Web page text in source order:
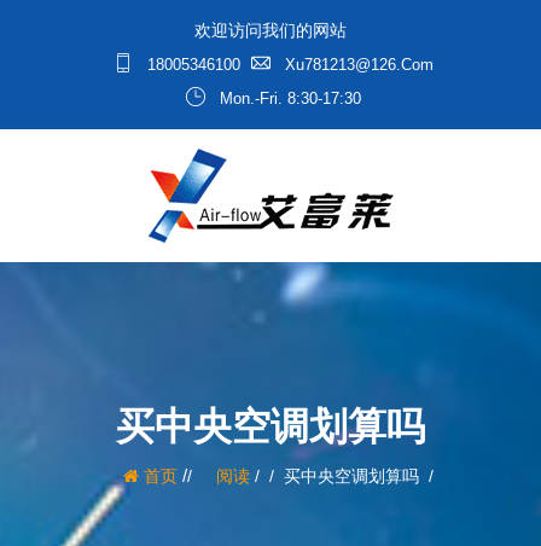
欢迎访问我们的网站
18005346100
Xu781213@126.com
Mon.-Fri. 8:30-17:30
买中央空调划算吗
首页/ 阅读/ 买中央空调划算吗